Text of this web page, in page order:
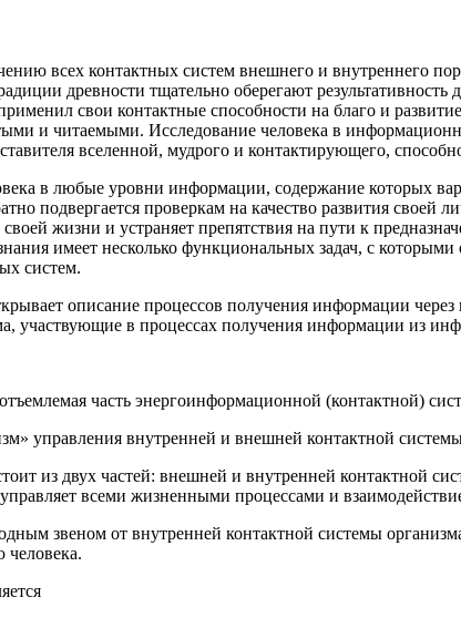
всех контактных систем внешнего и внутреннего
древности тщательно оберегают
свои контактные способности на благо и
и читаемыми. Исследование человека в
вселенной, мудрого и контактирующего,
в любые уровни информации, содержание которых
подвергается проверкам на качество развития
жизни и устраняет препятствия на пути к
имеет несколько функциональных задач, с
систем.
описание процессов получения информации
участвующие в процессах получения информации из
часть энергоинформационной (контактной)
управления внутренней и внешней контактной
из двух частей: внешней и внутренней контактной
всеми жизненными процессами и
звеном от внутренней контактной системы